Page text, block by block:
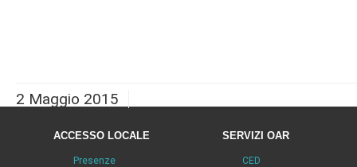
2 Maggio 2015
ACCESSO LOCALE
Presenze
SERVIZI OAR
CED